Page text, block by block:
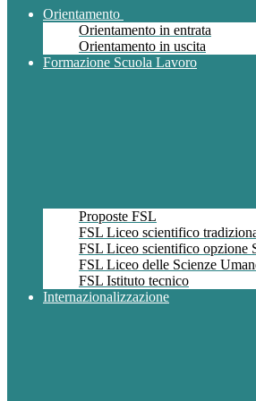
Orientamento
Orientamento in entrata
Orientamento in uscita
Formazione Scuola Lavoro
Proposte FSL
FSL Liceo scientifico
FSL Liceo scientifico opzione
FSL Liceo delle Scienze
FSL Istituto tecnico
Internazionalizzazione